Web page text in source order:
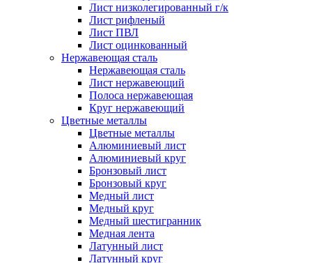
Лист низколегированный г/к
Лист рифленый
Лист ПВЛ
Лист оцинкованный
Нержавеющая сталь
Нержавеющая сталь
Лист нержавеющий
Полоса нержавеющая
Круг нержавеющий
Цветные металлы
Цветные металлы
Алюминиевый лист
Алюминиевый круг
Бронзовый лист
Бронзовый круг
Медный лист
Медный круг
Медный шестигранник
Медная лента
Латунный лист
Латунный круг